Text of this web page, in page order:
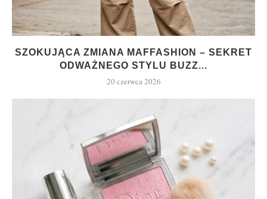
SZOKUJĄCA ZMIANA MAFFASHION – SEKRET
ODWAŻNEGO STYLU BUZZ...
20 czerwca 2026